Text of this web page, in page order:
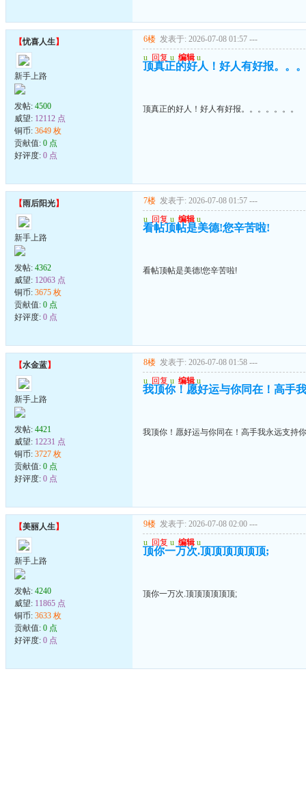
【忧喜人生】
新手上路
发帖: 4500
威望: 12112 点
铜币: 3649 枚
贡献值: 0 点
好评度: 0 点
6楼 发表于: 2026-07-08 01:57 ---
u 回复 u 编辑 u
顶真正的好人！好人有好报。。
顶真正的好人！好人有好报。。。。。。。
【雨后阳光】
新手上路
发帖: 4362
威望: 12063 点
铜币: 3675 枚
贡献值: 0 点
好评度: 0 点
7楼 发表于: 2026-07-08 01:57 ---
u 回复 u 编辑 u
看帖顶帖是美德!您辛苦啦!
看帖顶帖是美德!您辛苦啦!
【水金蓝】
新手上路
发帖: 4421
威望: 12231 点
铜币: 3727 枚
贡献值: 0 点
好评度: 0 点
8楼 发表于: 2026-07-08 01:58 ---
u 回复 u 编辑 u
我顶你！愿好运与你同在！高手
我顶你！愿好运与你同在！高手我永远支持
【美丽人生】
新手上路
发帖: 4240
威望: 11865 点
铜币: 3633 枚
贡献值: 0 点
好评度: 0 点
9楼 发表于: 2026-07-08 02:00 ---
u 回复 u 编辑 u
顶你一万次.顶顶顶顶顶顶;
顶你一万次.顶顶顶顶顶顶;